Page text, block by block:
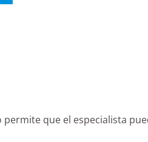
que el especialista